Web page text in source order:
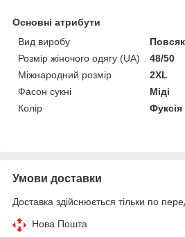
Основні атрибути
Вид виробу
Розмір жіночого одягу (UA)
48/50
Міжнародний розмір
2XL
Фасон сукні
Міді
Колір
Фуксія
Умови доставки
Доставка здійснюється тільки по
Нова Пошта